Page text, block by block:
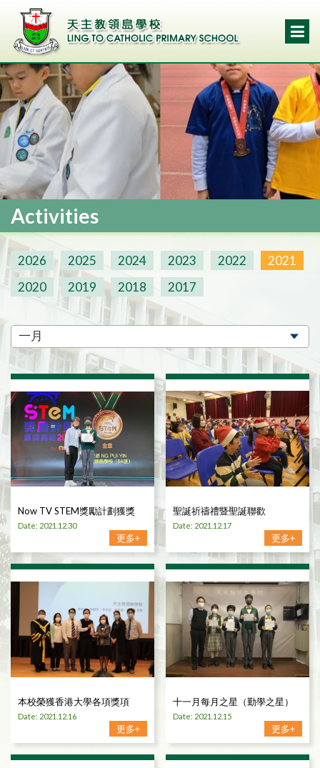
Activities
2026 2025 2024 2023 2022
2021
2020
2019 2018 2017
Now TV STEM獎勵計劃獲獎
Date: 2021.12.30
更多+
聖誕祈禱禮暨聖誕聯歡
Date: 2021.12.17
更多+
本校榮獲香港大學各項獎項
Date: 2021.12.16
更多+
十一月每月之星（勤學之星）
Date: 2021.12.15
更多+